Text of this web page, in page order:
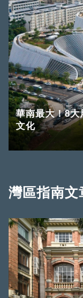
華南最大！8大
文化
灣區指南文